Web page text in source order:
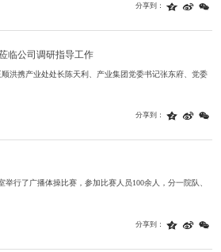
分享到：
临公司调研指导工作
洪携产业处处长陈天利、产业集团党委书记张东府、党委
分享到：
举行了广播体操比赛，参加比赛人员100余人，分一院队、
分享到：